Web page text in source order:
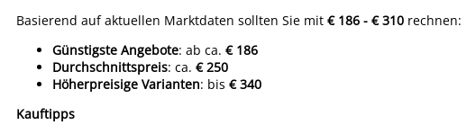
Basierend auf aktuellen Marktdaten sollten Sie mit € 186 - € 310 rechnen:
Günstigste Angebote: ab ca. € 186
Durchschnittspreis: ca. € 250
Höherpreisige Varianten: bis € 340
Kauftipps